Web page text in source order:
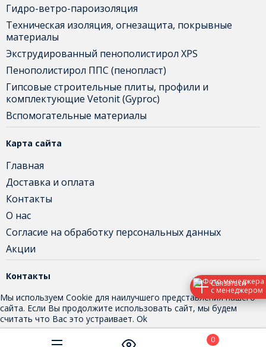
Гидро-ветро-пароизоляция
Техническая изоляция, огнезащита, покрывные
материалы
Экструдированный пенополистирол XPS
Пенополистирол ППС (пенопласт)
Гипсовые строительные плиты, профили и
комплектующие Vetonit (Gyproc)
Вспомогательные материалы
Карта сайта
Главная
Доставка и оплата
Контакты
О нас
Согласие на обработку персональных данных
Акции
Контакты
Связаться
с менеджером
Мы используем Cookie для наилучшего представления нашего
сайта. Если Вы продолжите использовать сайт, мы будем
считать что Вас это устраивает. Ok
0